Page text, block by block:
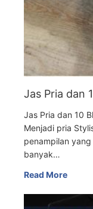
Jas Pria dan
Jas Pria dan 10
Menjadi pria
penampilan
banyak…
Read More